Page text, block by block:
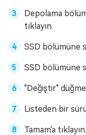
Depolama
tıklayın.
SSD bölümüne
SSD bölümüne
"Değiştir"
Listeden bir
Tamam'a tıklayın.